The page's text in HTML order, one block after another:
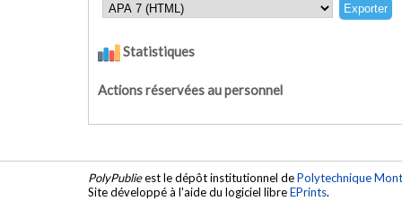
Statistiques
Actions réservées au personnel
PolyPublieest le dépôt institutionnel dePolytechnique
Site développé à l'aide du logiciel libreEPrints.